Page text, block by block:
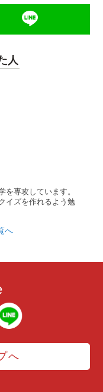
人
を専攻しています。
イズを作れるよう勉
へ
へ